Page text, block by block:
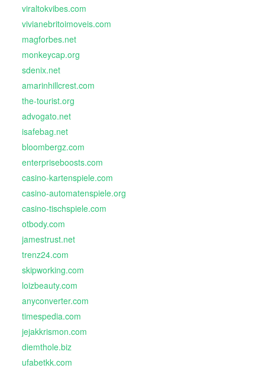
viraltokvibes.com
vivianebritoimoveis.com
magforbes.net
monkeycap.org
sdenix.net
amarinhillcrest.com
the-tourist.org
advogato.net
isafebag.net
bloombergz.com
enterpriseboosts.com
casino-kartenspiele.com
casino-automatenspiele.org
casino-tischspiele.com
otbody.com
jamestrust.net
trenz24.com
skipworking.com
loizbeauty.com
anyconverter.com
timespedia.com
jejakkrismon.com
diemthole.biz
ufabetkk.com